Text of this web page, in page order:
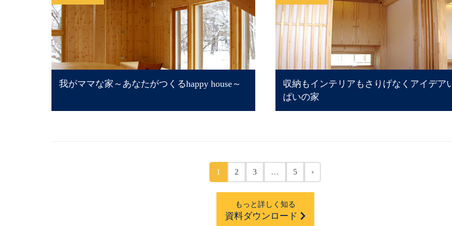
我がママな家～あなたがつくるhappy house～
収納もインテリアもさりげなくアイデア
ぱいの家
1 2 3 … 5 ›
もっと詳しく知る
資料ダウンロード